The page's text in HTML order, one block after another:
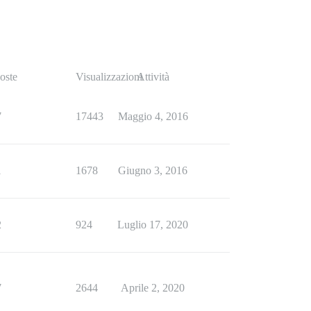
VisualizzazioniAttività
17443 Maggio 4, 2016
1678 Giugno 3, 2016
924 Luglio 17, 2020
2644 Aprile 2, 2020